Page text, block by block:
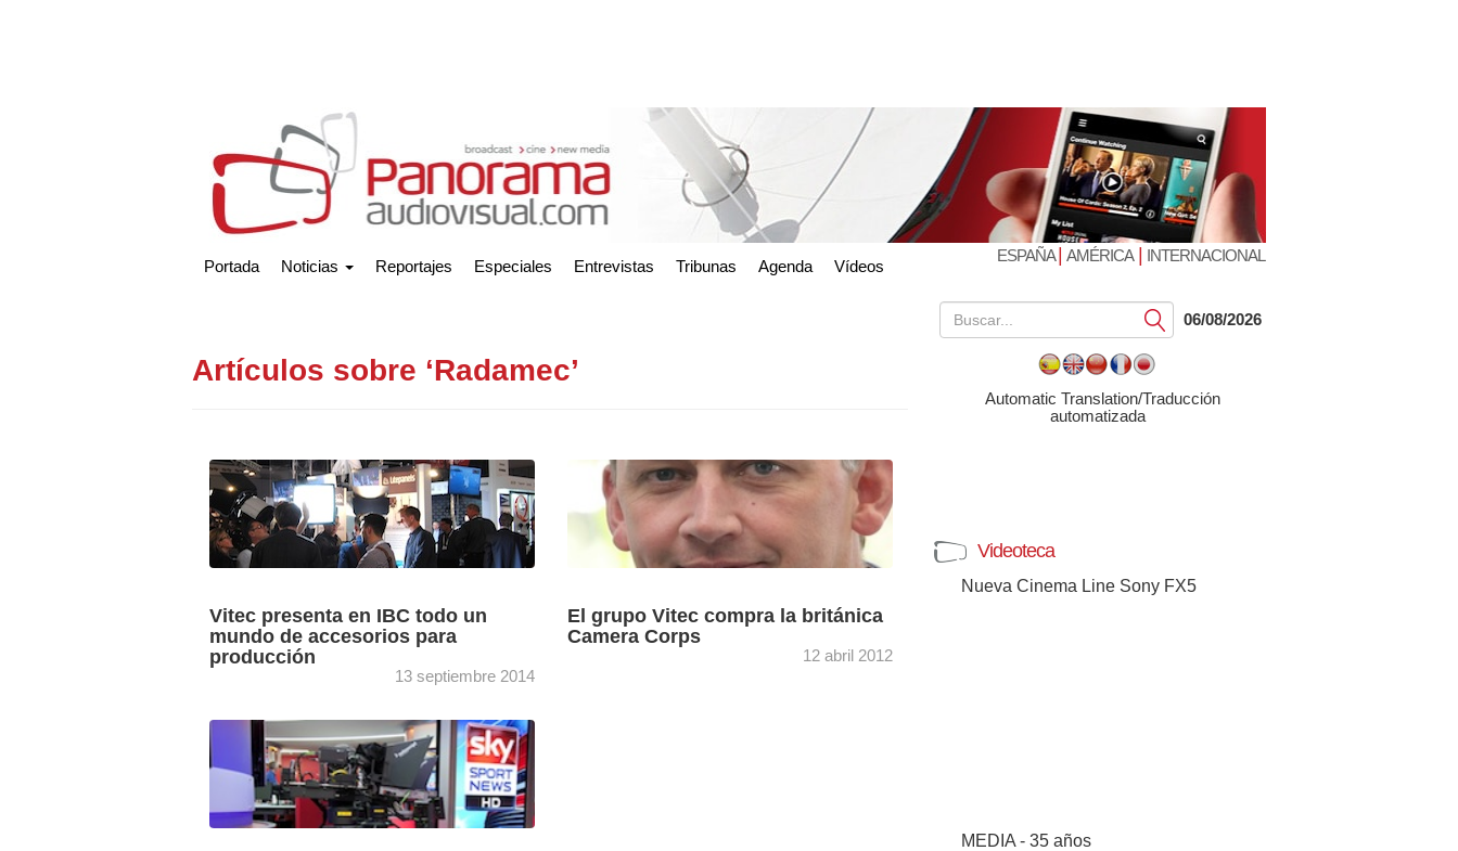
Portada Noticias Reportajes Especiales Entrevistas Tribunas Agenda Vídeos
ESPAÑA| AMÉRICA| INTERNACIONAL
Artículos sobre ‘Radamec’
Vitec presenta en IBC todo un
mundo de accesorios para
producción
13 septiembre 2014
El grupo Vitec presenta estos días en
Ámsterdam lo último de sus marcas
Anton/Bauer, Autoscript, Litepanels, OConnor,
Sachter, Teradek, Vinten y Vinten Radamec.
El grupo Vitec compra la británica
Camera Corps
12 abril 2012
Submit06/08/2026
Automatic Translation/Traducción
automatizada
Videoteca
Nueva Cinema Line Sony FX5
MEDIA - 35 años